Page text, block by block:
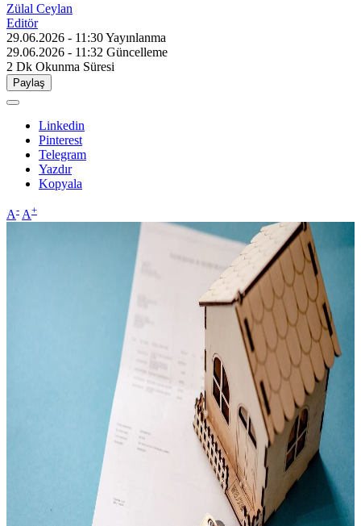
Zülal Ceylan
Editör
29.06.2026 - 11:30Yayınlanma
29.06.2026 - 11:32 Güncelleme
2 Dk Okunma Süresi
Paylaş
Linkedin
Pinterest
Telegram
Yazdır
Kopyala
A- A+